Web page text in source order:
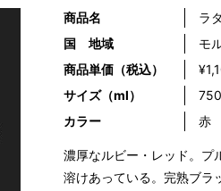
商品名
ラ
国 地域
モ
商品単価（税込）
サイズ（ml）
750
カラー
赤
濃厚なルビー・レッド。プ
溶けあっている。完熟ブラ